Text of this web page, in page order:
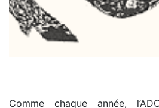
Comme chaque année,